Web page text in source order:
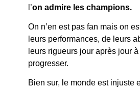
l’on admire les champions.
On n’en est pas fan mais on
leurs performances, de leurs
leurs rigueurs jour après jour
progresser.
Bien sur, le monde est injuste